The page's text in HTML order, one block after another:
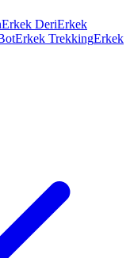
Erkek DeriErkek
Erkek TrekkingErkek